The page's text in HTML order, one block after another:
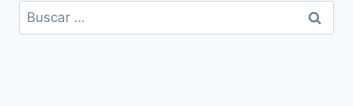
Buscar: